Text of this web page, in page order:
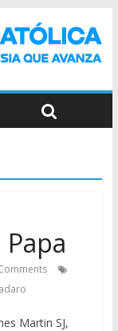
Martin SJ,